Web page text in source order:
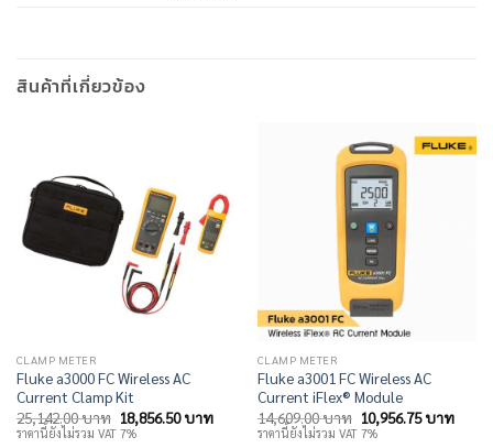
สินค้าที่เกี่ยวข้อง
CLAMP METER
Fluke a3000 FC Wireless AC
Current Clamp Kit
25,142.00บาท Original
price
18,856.50บาทCurrent
price
ราคานี้ยังไม่รวม VAT 7%
CLAMP METER
Fluke a3001 FC Wireless AC
Current iFlex® Module
14,609.00บาท Original
price
10,956.75บาท
price
ราคานี้ยังไม่รวม VAT 7%